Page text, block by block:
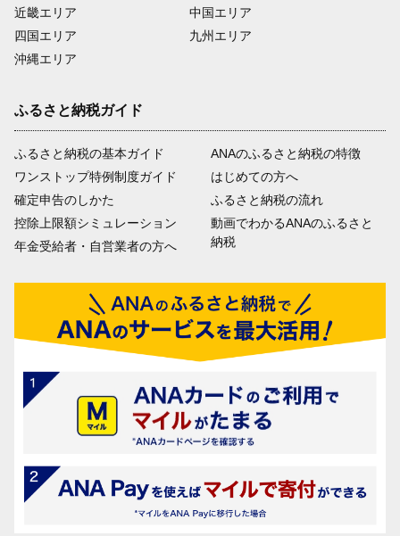
近畿エリア
四国エリア
沖縄エリア
中国エリア
九州エリア
ふるさと納税ガイド
ふるさと納税の基本ガイド
ワンストップ特例制度ガイド
確定申告のしかた
控除上限額シミュレーション
年金受給者・自営業者の方へ
ANAのふるさと納税の特徴
はじめての方へ
ふるさと納税の流れ
動画でわかるANAのふるさと
納税